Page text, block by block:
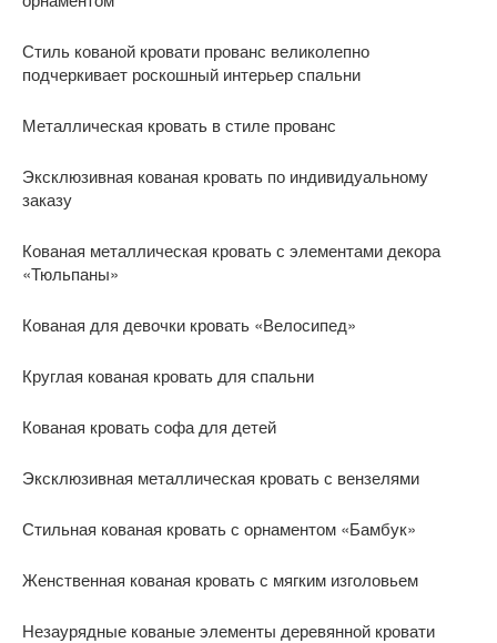
Стиль кованой кровати прованс великолепно
подчеркивает роскошный интерьер спальни
Металлическая кровать в стиле прованс
Эксклюзивная кованая кровать по индивидуальному
заказу
Кованая металлическая кровать с элементами декора
«Тюльпаны»
Кованая для девочки кровать «Велосипед»
Круглая кованая кровать для спальни
Кованая кровать софа для детей
Эксклюзивная металлическая кровать с вензелями
Стильная кованая кровать с орнаментом «Бамбук»
Женственная кованая кровать с мягким изголовьем
Незаурядные кованые элементы деревянной кровати